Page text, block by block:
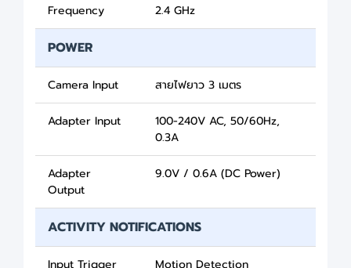
Frequency 2.4 GHz
POWER
Camera Input สายไฟยาว 3 เมตร
Adapter Input
100-240V AC, 50/60Hz,
0.3A
Adapter
Output
9.0V / 0.6A (DC Power)
ACTIVITY NOTIFICATIONS
Input Trigger Motion Detection